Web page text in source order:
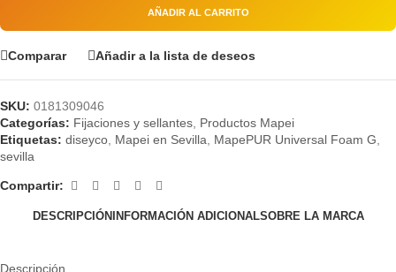
AÑADIR AL CARRITO
Comparar Añadir a la lista de deseos
SKU: 0181309046
Categorías: Fijaciones y sellantes, Productos Mapei
Etiquetas: diseyco, Mapei en Sevilla, MapePUR Universal Foam G,
sevilla
Compartir:
DESCRIPCIÓN INFORMACIÓN ADICIONALSOBRE LA MARCA
Descripción